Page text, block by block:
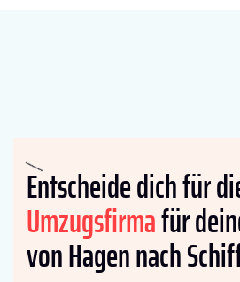
Entscheide dich für
Umzugsfirmafür
von Hagen nach